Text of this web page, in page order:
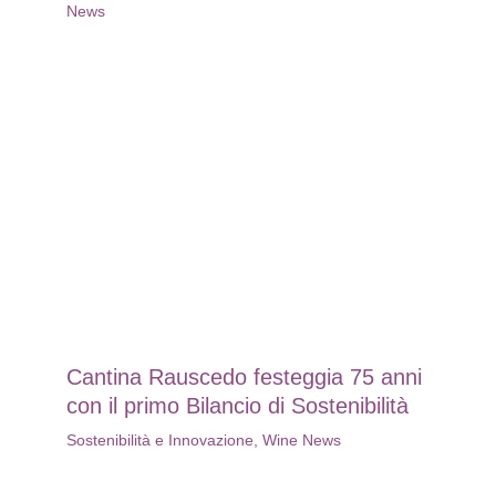
News
Cantina Rauscedo festeggia 75 anni
con il primo Bilancio di Sostenibilità
Sostenibilità e Innovazione Wine News